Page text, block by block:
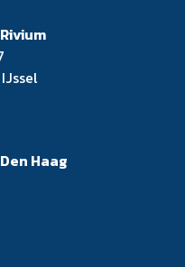
Haag